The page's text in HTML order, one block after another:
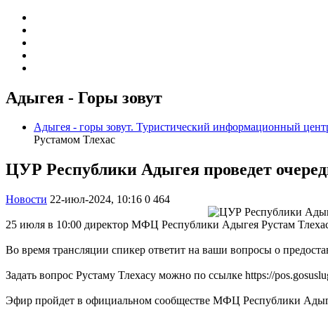
Адыгея - Горы зовут
Адыгея - горы зовут. Туристический информационный
Рустамом Тлехас
ЦУР Республики Адыгея проведет
Новости 22-июл-2024, 10:16 0 464
25 июля в 10:00 директор МФЦ Республики Адыгея Рустам
Во время трансляции спикер ответит на ваши вопросы о
Задать вопрос Рустаму Тлехасу можно по ссылке https://
Эфир пройдет в официальном сообществе МФЦ Республики